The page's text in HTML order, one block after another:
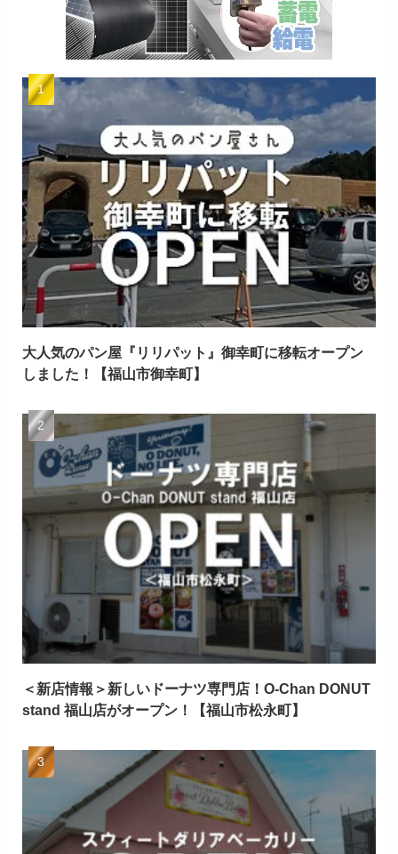
大人気のパン屋『リリパット』御幸町に移転オープン
しました！【福山市御幸町】
＜新店情報＞新しいドーナツ専門店！O-Chan DONUT
stand 福山店がオープン！【福山市松永町】